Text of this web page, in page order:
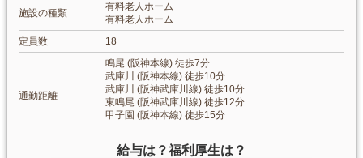
施設の種類
有料老人ホーム
有料老人ホーム
定員数
18
通勤距離
鳴尾 (阪神本線) 徒歩7分
武庫川 (阪神本線) 徒歩10分
武庫川 (阪神武庫川線) 徒歩10分
東鳴尾 (阪神武庫川線) 徒歩12分
甲子園 (阪神本線) 徒歩15分
給与は？福利厚生は？